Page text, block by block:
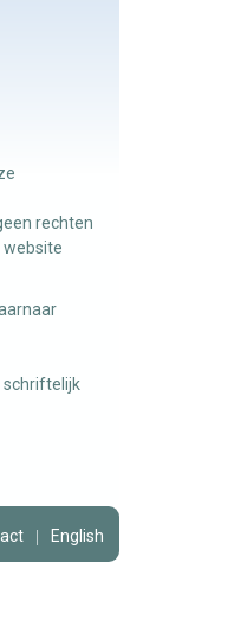
rechten
website
schriftelijk
English